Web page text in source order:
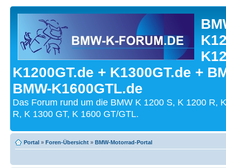
K1200GT.de + K1300GT.de +
BMW-K1600GTL.de
Das Forum rund um die BMW K 1200 S, K 1200 R,
R, K 1300 GT, K 1600 GT/GTL.
Portal » Foren-Übersicht » BMW-Motorrad-Portal